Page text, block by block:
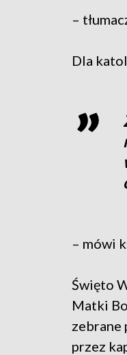
–
Dla
– mówi
Święto
Matki
zebrane
przez